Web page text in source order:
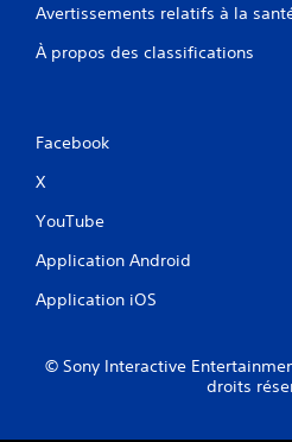
Avertissements relatifs à la
À propos des classifications
Facebook
X
YouTube
Application Android
Application iOS
© Sony Interactive
droits